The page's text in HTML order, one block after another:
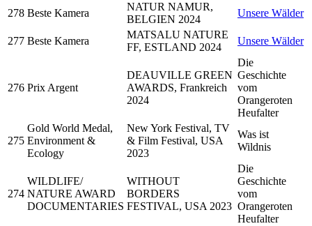
278 Beste Kamera
NATUR NAMUR,
BELGIEN 2024
Unsere Wälder
277 Beste Kamera
MATSALU NATURE
FF, ESTLAND 2024
Unsere Wälder
276 Prix Argent
DEAUVILLE GREEN
AWARDS, Frankreich
2024
Die
Geschichte
vom
Orangeroten
Heufalter
275
Gold World Medal,
Environment &
Ecology
New York Festival, TV
& Film Festival, USA
2023
Was ist
Wildnis
274
WILDLIFE/
NATURE AWARD
DOCUMENTARIES
WITHOUT
BORDERS
FESTIVAL, USA 2023
Die
Geschichte
vom
Orangeroten
Heufalter